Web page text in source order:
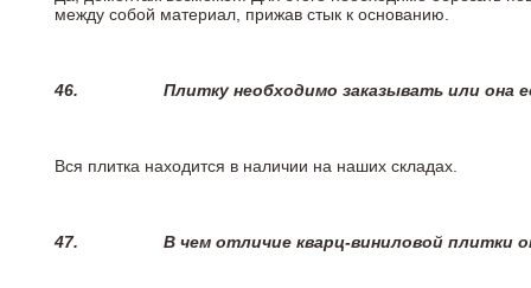
между собой материал, прижав стык к основанию.
46. Плитку необходимо заказывать или она
Вся плитка находится в наличии на наших складах.
47. В чем отличие кварц-виниловой плитки